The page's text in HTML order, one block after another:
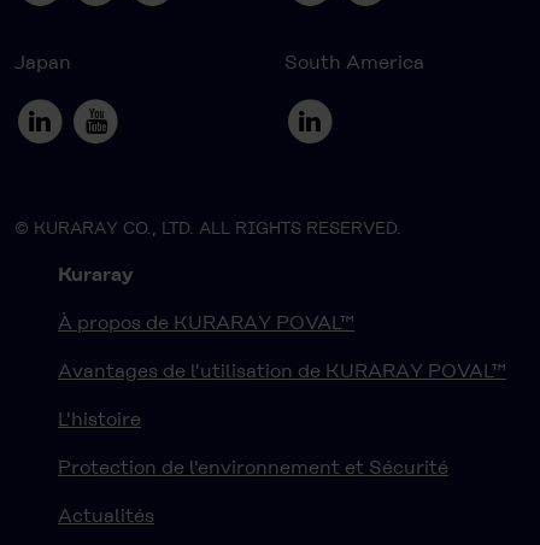
Japan South America
© KURARAY CO., LTD. ALL RIGHTS RESERVED.
Kuraray
À propos de KURARAY POVAL™
Avantages de l'utilisation de KURARAY POVAL™
L'histoire
Protection de l'environnement et Sécurité
Actualités